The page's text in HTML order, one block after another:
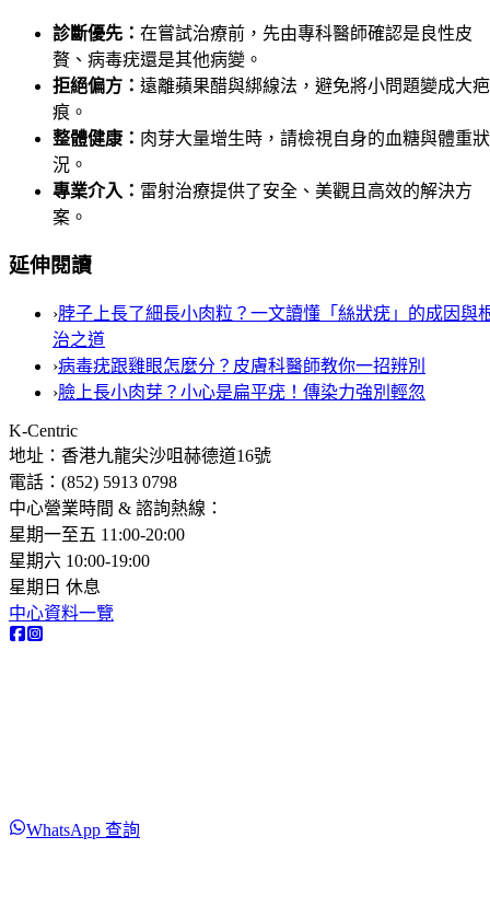
診斷優先： 在嘗試治療前，先由專科醫師確認是良性皮
贅、病毒疣還是其他病變。
拒絕偏方： 遠離蘋果醋與綁線法，避免將小問題變成大疤
痕。
整體健康： 肉芽大量增生時，請檢視自身的血糖與體重狀
況。
專業介入： 雷射治療提供了安全、美觀且高效的解決方
案。
延伸閱讀
›脖子上長了細長小肉粒？一文讀懂「絲狀疣」的成因與
治之道
›病毒疣跟雞眼怎麼分？皮膚科醫師教你一招辨別
›臉上長小肉芽？小心是扁平疣！傳染力強別輕忽
K-Centric
地址：香港九龍尖沙咀赫德道16號
電話：(852) 5913 0798​
中心營業時間 & 諮詢熱線：
星期一至五 11:00-20:00
星期六 10:00-19:00
星期日 休息
中心資料一覽
WhatsApp 查詢